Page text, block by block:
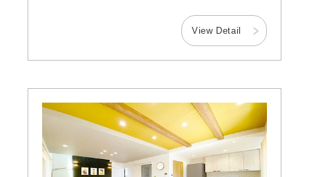
View Detail